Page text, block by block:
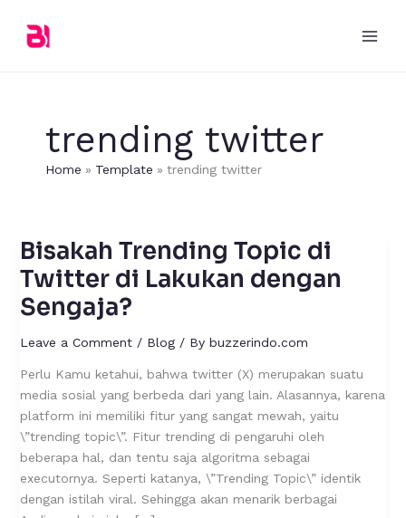
content
trending twitter
Home Template trending twitter
Bisakah Trending Topic di
Twitter di Lakukan dengan
Sengaja?
Leave a Comment / Blog/ By buzzerindo.com
Perlu Kamu ketahui, bahwa twitter (X) merupakan suatu
media sosial yang berbeda dari yang lain. Alasannya, karena
platform ini memiliki fitur yang sangat mewah, yaitu
\”trending topic\”. Fitur trending di pengaruhi oleh
beberapa hal, dan tentu saja algoritma sebagai
executornya. Seperti katanya, \”Trending Topic\” identik
dengan istilah viral. Sehingga akan menarik berbagai
Bisakah
Trending
Topic
di
di
Lakukan
dengan
Sengaja?